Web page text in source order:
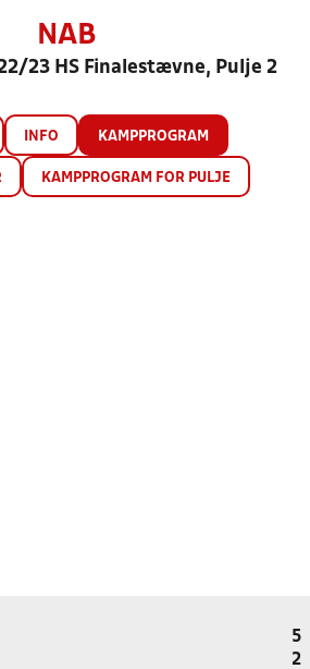
NAB
23 HS Finalestævne, Pulje 2
INFO KAMPPROGRAM
KAMPPROGRAM FOR PULJE
5
2